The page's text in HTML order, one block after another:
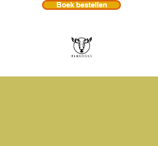
Boek bestellen